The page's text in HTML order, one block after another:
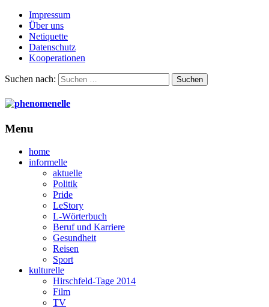
Impressum
Über uns
Netiquette
Datenschutz
Kooperationen
Suchen nach:
Menu
home
informelle
aktuelle
Politik
Pride
LeStory
L-Wörterbuch
Beruf und Karriere
Gesundheit
Reisen
Sport
kulturelle
Hirschfeld-Tage 2014
Film
TV